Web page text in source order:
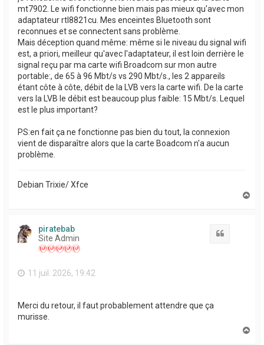
mt7902. Le wifi fonctionne bien mais pas mieux qu'avec mon
adaptateur rtl8821cu. Mes enceintes Bluetooth sont
reconnues et se connectent sans problème.
Mais déception quand même: même si le niveau du signal wifi
est, a priori, meilleur qu'avec l'adaptateur, il est loin derrière le
signal reçu par ma carte wifi Broadcom sur mon autre
portable:, de 65 à 96 Mbt/s vs 290 Mbt/s., les 2 appareils
étant côte à côte, débit de la LVB vers la carte wifi. De la carte
vers la LVB le débit est beaucoup plus faible: 15 Mbt/s. Lequel
est le plus important?
PS:en fait ça ne fonctionne pas bien du tout, la connexion
vient de disparaître alors que la carte Boadcom n'a aucun
problème.
Debian Trixie/ Xfce
piratebab
Site Admin
11 juil. 2026, 19:42
Merci du retour, il faut probablement attendre que ça
murisse.